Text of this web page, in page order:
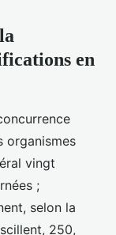
en
organismes
vingt
;
selon la
250,